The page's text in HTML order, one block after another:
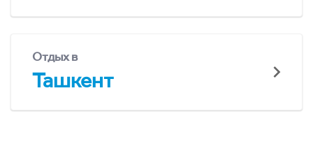
Отдых в
Ташкент